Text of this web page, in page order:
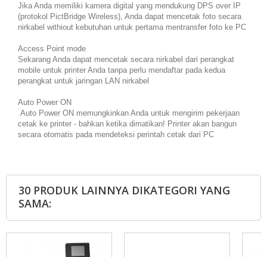
Jika Anda memiliki kamera digital yang mendukung DPS over IP
(protokol PictBridge Wireless), Anda dapat mencetak foto secara
nirkabel withiout kebutuhan untuk pertama mentransfer foto ke PC
Access Point mode
Sekarang Anda dapat mencetak secara nirkabel dari perangkat
mobile untuk printer Anda tanpa perlu mendaftar pada kedua
perangkat untuk jaringan LAN nirkabel
Auto Power ON
Auto Power ON memungkinkan Anda untuk mengirim pekerjaan
cetak ke printer - bahkan ketika dimatikan! Printer akan bangun
secara otomatis pada mendeteksi perintah cetak dari PC
30 PRODUK LAINNYA DIKATEGORI YANG
SAMA: